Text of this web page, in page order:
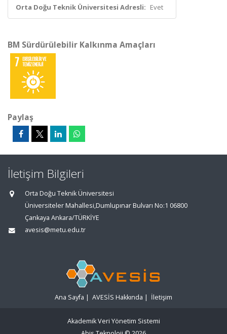
Orta Doğu Teknik Üniversitesi Adresli: Evet
BM Sürdürülebilir Kalkınma Amaçları
Paylaş
İletişim Bilgileri
Orta Doğu Teknik Üniversitesi
Üniversiteler Mahallesi,Dumlupınar Bulvarı No:1 06800
Çankaya Ankara/TÜRKİYE
avesis@metu.edu.tr
Ana Sayfa | AVESİS Hakkında | İletişim
Akademik Veri Yönetim Sistemi